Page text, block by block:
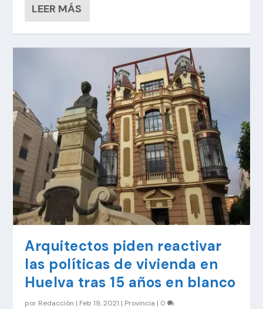
LEER MÁS
Arquitectos piden reactivar
las políticas de vivienda en
Huelva tras 15 años en blanco
por Redacción | Feb 19, 2021 | Provincia | 0